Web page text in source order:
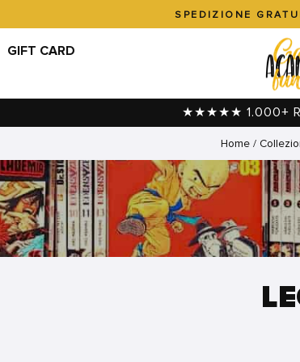
SPEDIZIONE
GIFT CARD
★★★★★ 1.000+
Home /